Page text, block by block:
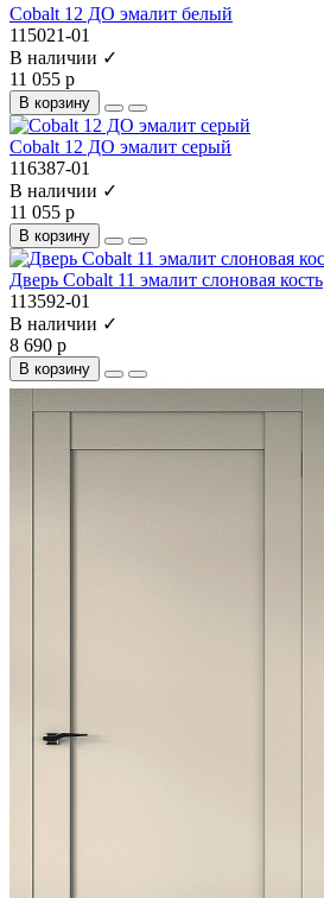
Cobalt 12 ДО эмалит белый
115021-01
В наличии ✓
11 055 р
В корзину
Cobalt 12 ДО эмалит серый
116387-01
В наличии ✓
11 055 р
В корзину
Дверь Cobalt 11 эмалит слоновая кость
113592-01
В наличии ✓
8 690 р
В корзину